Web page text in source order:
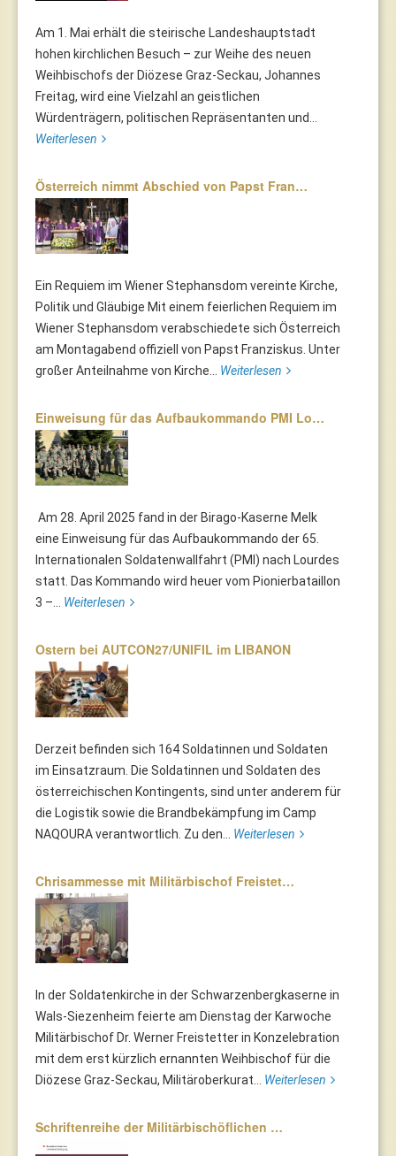
Am 1. Mai erhält die steirische Landeshauptstadt
hohen kirchlichen Besuch – zur Weihe des neuen
Weihbischofs der Diözese Graz-Seckau, Johannes
Freitag, wird eine Vielzahl an geistlichen
Würdenträgern, politischen Repräsentanten und...
Weiterlesen
Österreich nimmt Abschied von Papst Fran…
Ein Requiem im Wiener Stephansdom vereinte Kirche,
Politik und Gläubige Mit einem feierlichen Requiem im
Wiener Stephansdom verabschiedete sich Österreich
am Montagabend offiziell von Papst Franziskus. Unter
großer Anteilnahme von Kirche... Weiterlesen
Einweisung für das Aufbaukommando PMI Lo…
Am 28. April 2025 fand in der Birago-Kaserne Melk
eine Einweisung für das Aufbaukommando der 65.
Internationalen Soldatenwallfahrt (PMI) nach Lourdes
statt. Das Kommando wird heuer vom Pionierbataillon
3 –... Weiterlesen
Ostern bei AUTCON27/UNIFIL im LIBANON
Derzeit befinden sich 164 Soldatinnen und Soldaten
im Einsatzraum. Die Soldatinnen und Soldaten des
österreichischen Kontingents, sind unter anderem für
die Logistik sowie die Brandbekämpfung im Camp
NAQOURA verantwortlich. Zu den... Weiterlesen
Chrisammesse mit Militärbischof Freistet…
In der Soldatenkirche in der Schwarzenbergkaserne in
Wals-Siezenheim feierte am Dienstag der Karwoche
Militärbischof Dr. Werner Freistetter in Konzelebration
mit dem erst kürzlich ernannten Weihbischof für die
Diözese Graz-Seckau, Militäroberkurat... Weiterlesen
Schriftenreihe der Militärbischöflichen …